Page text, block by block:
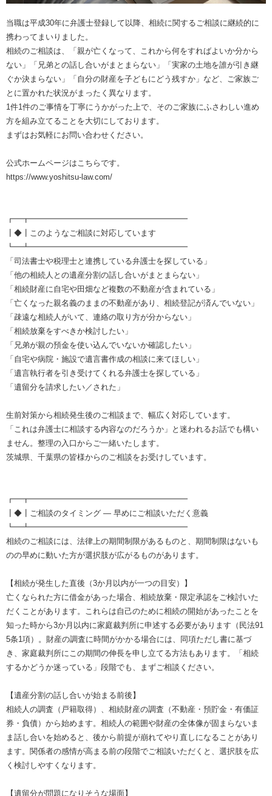
当職は平成30年に弁護士登録して以降、相続に関するご相談に継続的に
携わってまいりました。
相続のご相談は、「親が亡くなって、これから何をすればよいか分から
ない」「兄弟との話し合いがまとまらない」「実家の土地を誰が引き継
ぐか決まらない」「自分の財産を子どもにどう残すか」など、ご家族ご
とに置かれた状況がまったく異なります。
1件1件のご事情を丁寧にうかがった上で、そのご家族にふさわしい進め
方を組み立てることを大切にしております。
まずはお気軽にお問い合わせください。
公式ホームページはこちらです。
https://www.yoshitsu-law.com/
┏━┳━━━━━━━━━━━━━━━━━━━━
┃◆┃このようなご相談に対応しています
┗━┻━━━━━━━━━━━━━━━━━━━━
「司法書士や税理士と連携している弁護士を探している」
「他の相続人との遺産分割の話し合いがまとまらない」
「相続財産に自宅や田畑など複数の不動産が含まれている」
「亡くなった親名義のままの不動産があり、相続登記が済んでいない」
「疎遠な相続人がいて、連絡の取り方が分からない」
「相続放棄をすべきか検討したい」
「兄弟が親の預金を使い込んでいないか確認したい」
「自宅や病院・施設で遺言書作成の相談に来てほしい」
「遺言執行者を引き受けてくれる弁護士を探している」
「遺留分を請求したい／された」
生前対策から相続発生後のご相談まで、幅広く対応しています。
「これは弁護士に相談する内容なのだろうか」と迷われるお話でも構い
ません。整理の入口からご一緒いたします。
茨城県、千葉県の皆様からのご相談をお受けしています。
┏━┳━━━━━━━━━━━━━━━━━━━━
┃◆┃ご相談のタイミング ― 早めにご相談いただく意義
┗━┻━━━━━━━━━━━━━━━━━━━━
相続のご相談には、法律上の期間制限があるものと、期間制限はないも
のの早めに動いた方が選択肢が広がるものがあります。
【相続が発生した直後（3か月以内が一つの目安）】
亡くなられた方に借金があった場合、相続放棄・限定承認をご検討いた
だくことがあります。これらは自己のために相続の開始があったことを
知った時から3か月以内に家庭裁判所に申述する必要があります（民法91
5条1項）。財産の調査に時間がかかる場合には、同項ただし書に基づ
き、家庭裁判所にこの期間の伸長を申し立てる方法もあります。「相続
するかどうか迷っている」段階でも、まずご相談ください。
【遺産分割の話し合いが始まる前後】
相続人の調査（戸籍取得）、相続財産の調査（不動産・預貯金・有価証
券・負債）から始めます。相続人の範囲や財産の全体像が固まらないま
ま話し合いを始めると、後から前提が崩れてやり直しになることがあり
ます。関係者の感情が高まる前の段階でご相談いただくと、選択肢を広
く検討しやすくなります。
【遺留分が問題になりそうな場面】